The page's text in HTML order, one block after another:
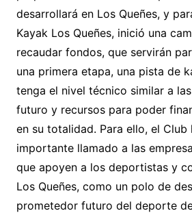
desarrollará en Los Queñes, y
Kayak Los Queñes, inició una
recaudar fondos, que servirán
una primera etapa, una pista de
tenga el nivel técnico similar a
futuro y recursos para poder
en su totalidad. Para ello, el Club
importante llamado a las
que apoyen a los deportistas y
Los Queñes, como un polo de
prometedor futuro del deporte